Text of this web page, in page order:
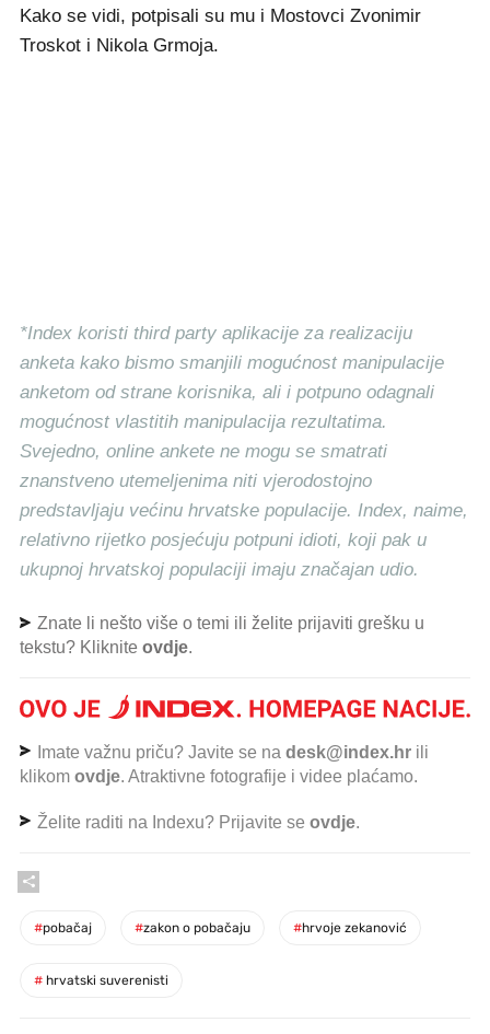
Kako se vidi, potpisali su mu i Mostovci Zvonimir
Troskot i Nikola Grmoja.
*Index koristi third party aplikacije za realizaciju
anketa kako bismo smanjili mogućnost manipulacije
anketom od strane korisnika, ali i potpuno odagnali
mogućnost vlastitih manipulacija rezultatima.
Svejedno, online ankete ne mogu se smatrati
znanstveno utemeljenima niti vjerodostojno
predstavljaju većinu hrvatske populacije. Index, naime,
relativno rijetko posjećuju potpuni idioti, koji pak u
ukupnoj hrvatskoj populaciji imaju značajan udio.
Znate li nešto više o temi ili želite prijaviti grešku u
tekstu? Kliknite ovdje.
Imate važnu priču? Javite se na desk@index.hr ili
klikom ovdje. Atraktivne fotografije i videe plaćamo.
Želite raditi na Indexu? Prijavite se ovdje.
#pobačaj #zakon o pobačaju #hrvoje zekanović
# hrvatski suverenisti